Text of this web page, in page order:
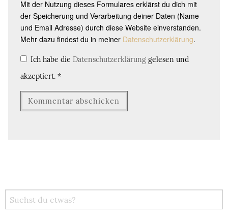
Mit der Nutzung dieses Formulares erklärst du dich mit
der Speicherung und Verarbeitung deiner Daten (Name
und Email Adresse) durch diese Website einverstanden.
Mehr dazu findest du in meiner Datenschutzerklärung.
Ich habe die Datenschutzerklärung gelesen und
akzeptiert. *